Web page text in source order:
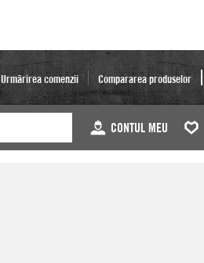
Urmărirea comenzii Compararea produselor
CONTUL MEU